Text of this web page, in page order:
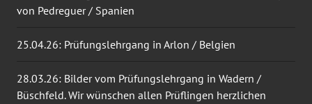
von Pedreguer / Spanien
25.04.26: Prüfungslehrgang in Arlon / Belgien
28.03.26: Bilder vom Prüfungslehrgang in Wadern /
Büschfeld. Wir wünschen allen Prüflingen herzlichen